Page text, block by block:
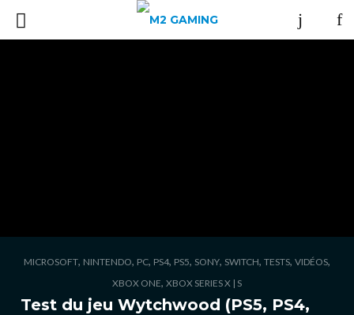
MICROSOFT, NINTENDO, PC, PS4, PS5, SONY, SWITCH, TESTS, VIDÉOS,
XBOX ONE, XBOX SERIES X | S
Test du jeu Wytchwood (PS5, PS4,